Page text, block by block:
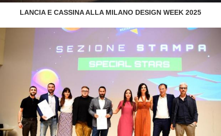
LANCIA E CASSINA ALLA MILANO DESIGN WEEK 2025